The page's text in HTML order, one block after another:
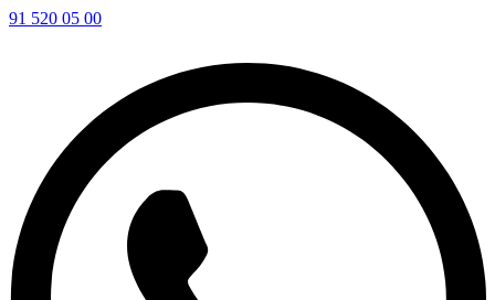
91 520 05 00